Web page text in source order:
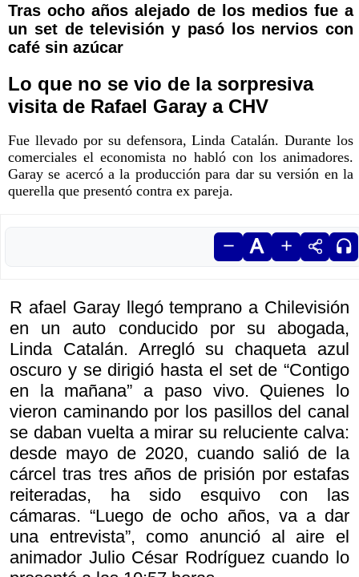
Tras ocho años alejado de los medios fue a
un set de televisión y pasó los nervios con
café sin azúcar
Lo que no se vio de la sorpresiva
visita de Rafael Garay a CHV
Fue llevado por su defensora, Linda Catalán. Durante los
comerciales el economista no habló con los animadores.
Garay se acercó a la producción para dar su versión en la
querella que presentó contra ex pareja.
R afael Garay llegó temprano a Chilevisión
en un auto conducido por su abogada,
Linda Catalán. Arregló su chaqueta azul
oscuro y se dirigió hasta el set de “Contigo
en la mañana” a paso vivo. Quienes lo
vieron caminando por los pasillos del canal
se daban vuelta a mirar su reluciente calva:
desde mayo de 2020, cuando salió de la
cárcel tras tres años de prisión por estafas
reiteradas, ha sido esquivo con las
cámaras. “Luego de ocho años, va a dar
una entrevista”, como anunció al aire el
animador Julio César Rodríguez cuando lo